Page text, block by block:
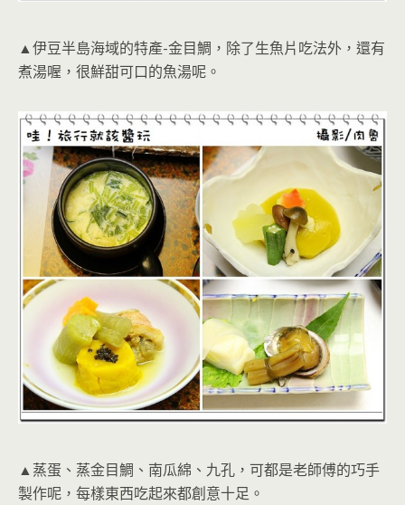
▲伊豆半島海域的特產-金目鯛，除了生魚片吃法外，還有
煮湯喔，很鮮甜可口的魚湯呢。
▲蒸蛋、蒸金目鯛、南瓜綿、九孔，可都是老師傅的巧手
製作呢，每樣東西吃起來都創意十足。